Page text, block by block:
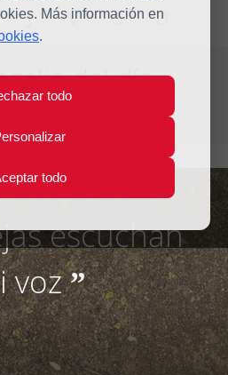
Más información en
.
todo
todo
J V S D
del día
escuchan
voz”